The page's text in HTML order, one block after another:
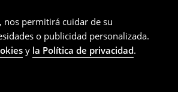
nos permitirá cuidar de su
o publicidad personalizada.
y la Política de privacidad.